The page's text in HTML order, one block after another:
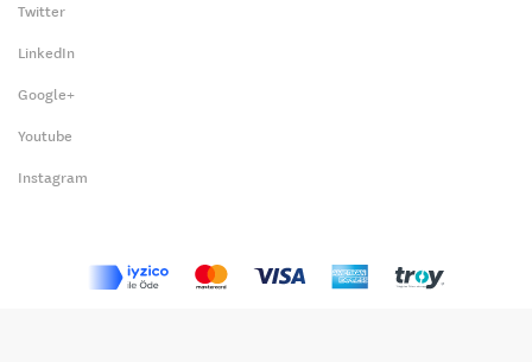
Twitter
LinkedIn
Google+
Youtube
Instagram